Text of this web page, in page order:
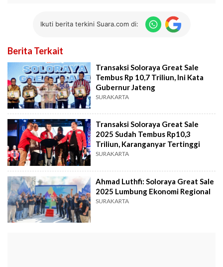
Ikuti berita terkini Suara.com di:
Berita Terkait
Transaksi Soloraya Great Sale
Tembus Rp 10,7 Triliun, Ini Kata
Gubernur Jateng
SURAKARTA
Transaksi Soloraya Great Sale
2025 Sudah Tembus Rp10,3
Triliun, Karanganyar Tertinggi
SURAKARTA
Ahmad Luthfi: Soloraya Great Sale
2025 Lumbung Ekonomi Regional
SURAKARTA